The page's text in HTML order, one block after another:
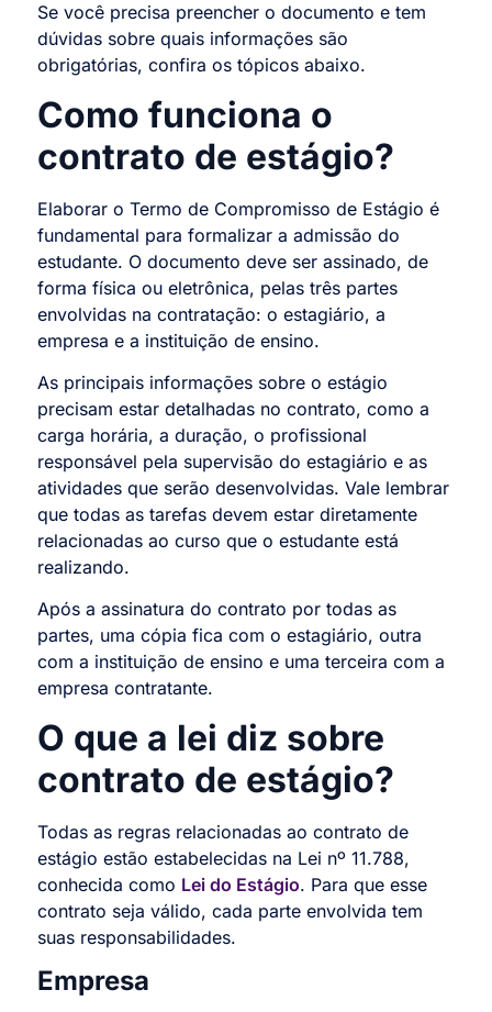
Se você precisa preencher o documento e tem
dúvidas sobre quais informações são
obrigatórias, confira os tópicos abaixo.
Como funciona o
contrato de estágio?
Elaborar o Termo de Compromisso de Estágio é
fundamental para formalizar a admissão do
estudante. O documento deve ser assinado, de
forma física ou eletrônica, pelas três partes
envolvidas na contratação: o estagiário, a
empresa e a instituição de ensino.
As principais informações sobre o estágio
precisam estar detalhadas no contrato, como a
carga horária, a duração, o profissional
responsável pela supervisão do estagiário e as
atividades que serão desenvolvidas. Vale lembrar
que todas as tarefas devem estar diretamente
relacionadas ao curso que o estudante está
realizando.
Após a assinatura do contrato por todas as
partes, uma cópia fica com o estagiário, outra
com a instituição de ensino e uma terceira com a
empresa contratante.
O que a lei diz sobre
contrato de estágio?
Todas as regras relacionadas ao contrato de
estágio estão estabelecidas na Lei nº 11.788,
conhecida como Lei do Estágio. Para que esse
contrato seja válido, cada parte envolvida tem
suas responsabilidades.
Empresa